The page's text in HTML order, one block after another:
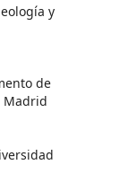
y
de
Madrid